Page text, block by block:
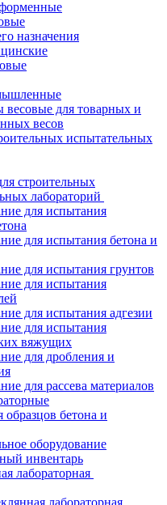
назначения
весовые для товарных и
весов
испытательных
строительных
лабораторий
для испытания
для испытания бетона и
для испытания грунтов
для испытания
для испытания адгезии
для испытания
вяжущих
для дробления и
для рассева материалов
бетона и
оборудование
инвентарь
лабораторная
лабораторная